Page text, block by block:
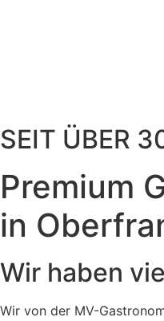
SEIT ÜBER
Premium
in
Wir haben
Wir von der MV-